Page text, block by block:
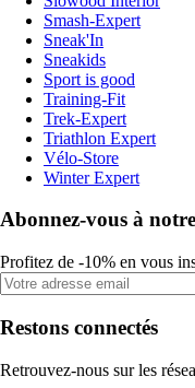
Smash-Expert
Sneak'In
Sneakids
Sport is good
Training-Fit
Trek-Expert
Triathlon Expert
Vélo-Store
Winter Expert
Abonnez-vous à
Profitez de -10% en vous
Restons connectés
Retrouvez-nous sur les